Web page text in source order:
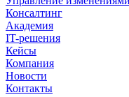
Консалтинг
Академия
IT-решения
Кейсы
Компания
Новости
Контакты